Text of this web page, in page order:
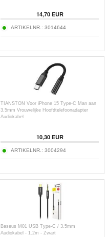
14,70EUR
ARTIKELNR.: 3014644
TIANSTON Voor iPhone 15 Type-C Man aan
3.5mm Vrouwelijke Hoofdtelefoonadapter
Audiokabel
10,30EUR
ARTIKELNR.: 3004294
Baseus M01 USB Type-C / 3.5mm
Audiokabel - 1.2m - Zwart